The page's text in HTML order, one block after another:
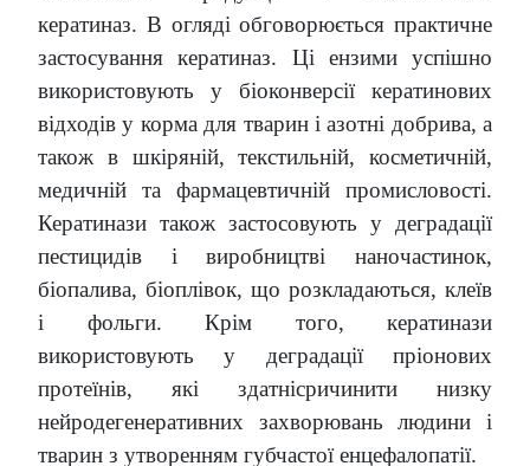
кератиназ. В огляді обговорюється практичне
застосування кератиназ. Ці ензими успішно
використовують у біоконверсії кератинових
відходів у корма для тварин і азотні добрива, а
також в шкіряній, текстильній, косметичній,
медичній та фармацевтичній промисловості.
Кератинази також застосовують у деградації
пестицидів і виробництві наночастинок,
біопалива, біоплівок, що розкладаються, клеїв
і фольги. Крім того, кератинази
використовують у деградації пріонових
протеїнів, які здатнісричинити низку
нейродегенеративних захворювань людини і
тварин з утворенням губчастої енцефалопатії.